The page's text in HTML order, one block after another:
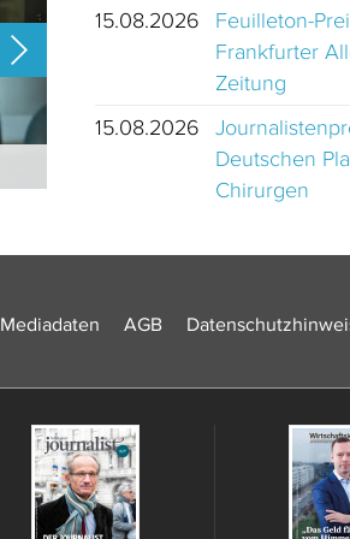
15.08.2026
Feuilleton-
Frankfurter
Zeitung
15.08.2026
Deutschen
Chirurgen
Mediadaten AGB